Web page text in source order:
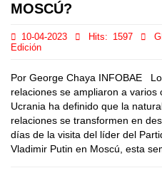
MOSCÚ?
10-04-2023 Hits: 1597
Edición
Por George Chaya INFOBAE
relaciones se ampliaron a
Ucrania ha definido que la
relaciones se transformen en
días de la visita del líder del
Vladimir Putin en Moscú, esta